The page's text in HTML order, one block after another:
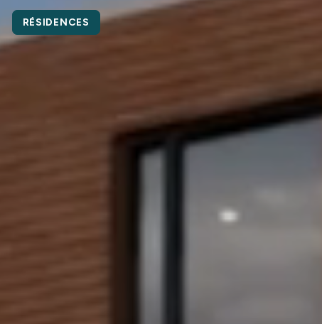
RÉSIDENCES